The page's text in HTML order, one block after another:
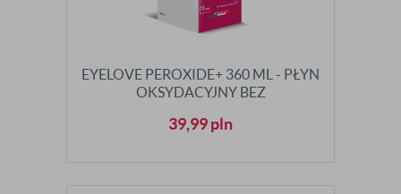
EYELOVE PEROXIDE+ 360 ML - PŁYN
OKSYDACYJNY BEZ
39,99pln